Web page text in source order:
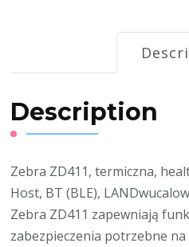
Description
Zebra ZD411, termiczna,
Host, BT (BLE),
Zebra ZD411 zapewniają
zabezpieczenia potrzebne